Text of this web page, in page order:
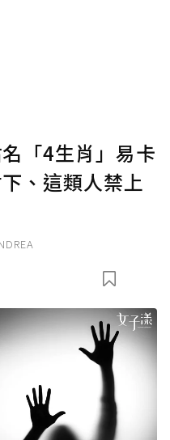
確認送出
；前往 購買點數
「4生肖」易卡
、這類人禁上